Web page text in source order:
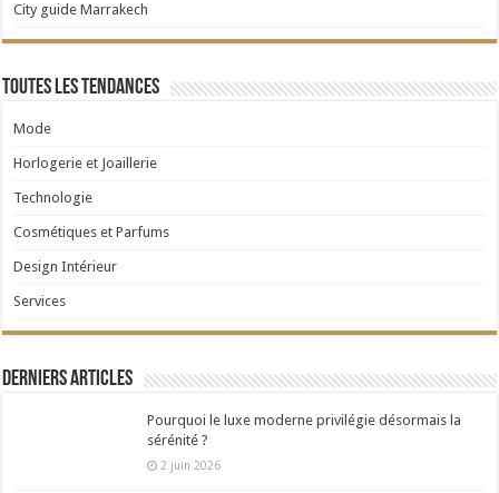
City guide Marrakech
Toutes les tendances
Mode
Horlogerie et Joaillerie
Technologie
Cosmétiques et Parfums
Design Intérieur
Services
Derniers articles
Pourquoi le luxe moderne privilégie désormais la
sérénité ?
2 juin 2026